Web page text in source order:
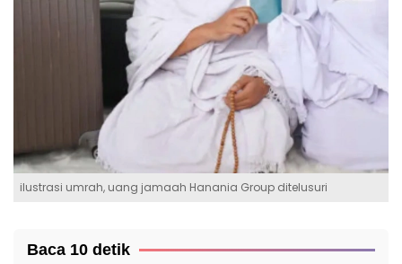
ilustrasi umrah, uang jamaah Hanania Group ditelusuri
Baca 10 detik